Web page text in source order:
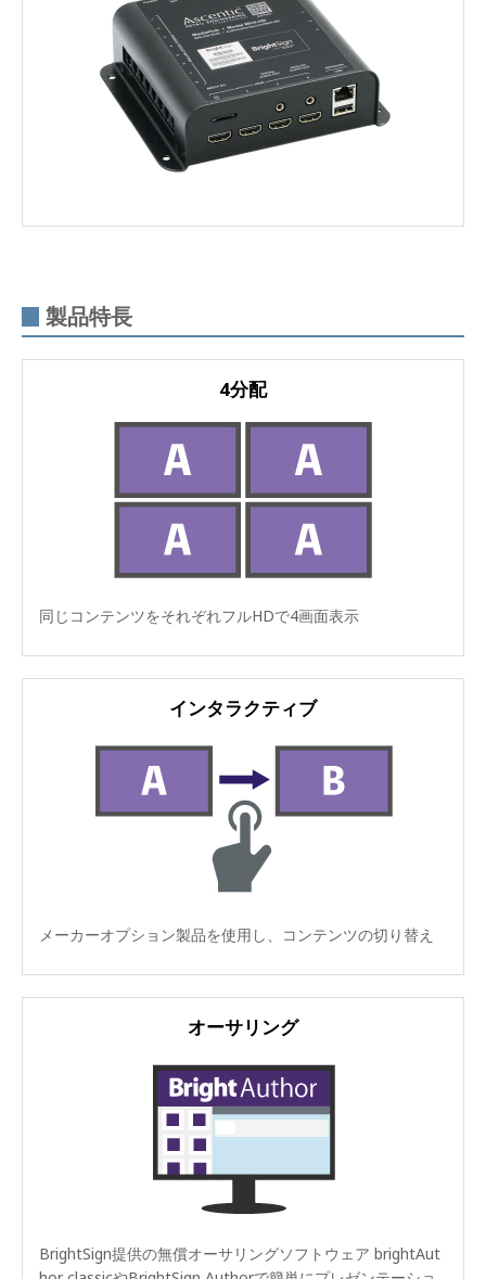
製品特長
4分配
同じコンテンツをそれぞれフルHDで4画面表示
インタラクティブ
メーカーオプション製品を使用し、コンテンツの切り替え
オーサリング
BrightSign提供の無償オーサリングソフトウェア brightAut